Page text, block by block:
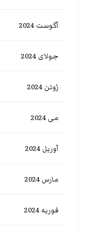
آگوست 2024
جولای 2024
ژوئن 2024
می 2024
آوریل 2024
مارس 2024
فوریه 2024